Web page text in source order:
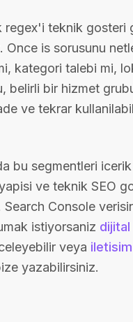
regex'i teknik gosteri
Once is sorusunu
kategori talebi mi,
belirli bir hizmet
ve tekrar
bu segmentleri
ve teknik SEO
Console
istiyorsaniz dijital
veya iletisim
yazabilirsiniz.